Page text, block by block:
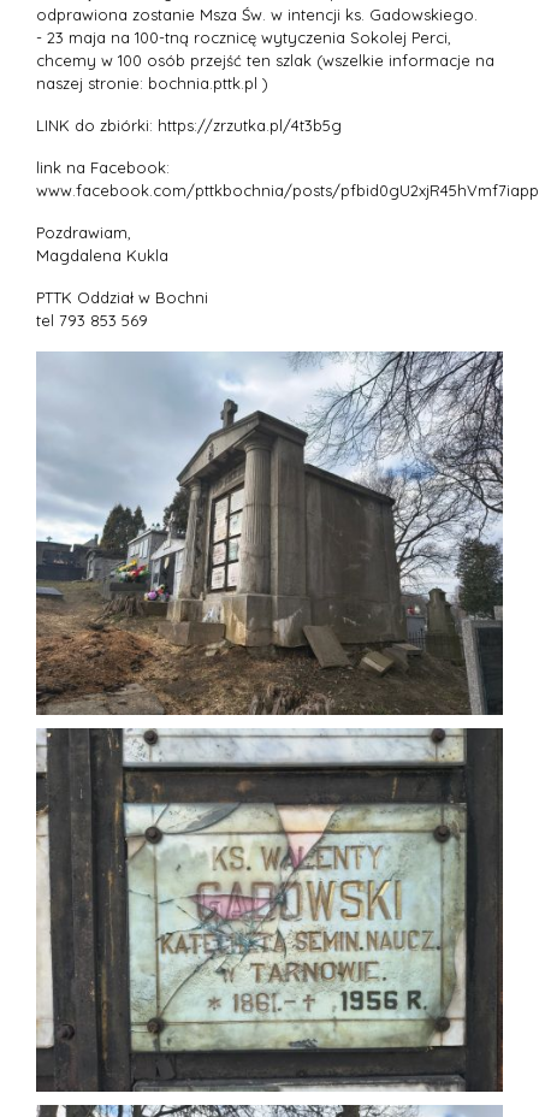
odprawiona zostanie Msza Św. w intencji ks. Gadowskiego.
- 23 maja na 100-tną rocznicę wytyczenia Sokolej Perci,
chcemy w 100 osób przejść ten szlak (wszelkie informacje na
naszej stronie: bochnia.pttk.pl )
LINK do zbiórki: https://zrzutka.pl/4t3b5g
link na Facebook:
www.facebook.com/pttkbochnia/posts/
Pozdrawiam,
Magdalena Kukla
PTTK Oddział w Bochni
tel 793 853 569